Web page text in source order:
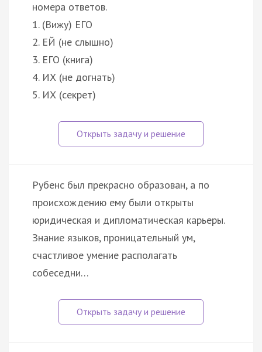
номера ответов.
1. (Вижу) ЕГО
2. ЕЙ (не слышно)
3. ЕГО (книга)
4. ИХ (не догнать)
5. ИХ (секрет)
Рубенс был прекрасно образован, а по
происхождению ему были открыты
юридическая и дипломатическая карьеры.
Знание языков, проницательный ум,
счастливое умение располагать
собеседни…